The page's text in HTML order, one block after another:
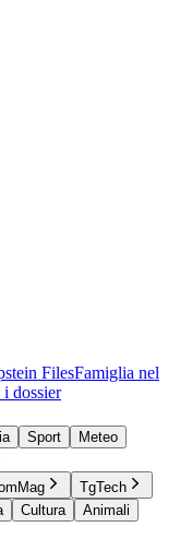
FilesFamiglia nel
dossier
Sport
Meteo
TgTech
Cultura
Animali